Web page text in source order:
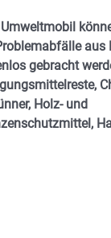
aus
gebracht
Holz- und